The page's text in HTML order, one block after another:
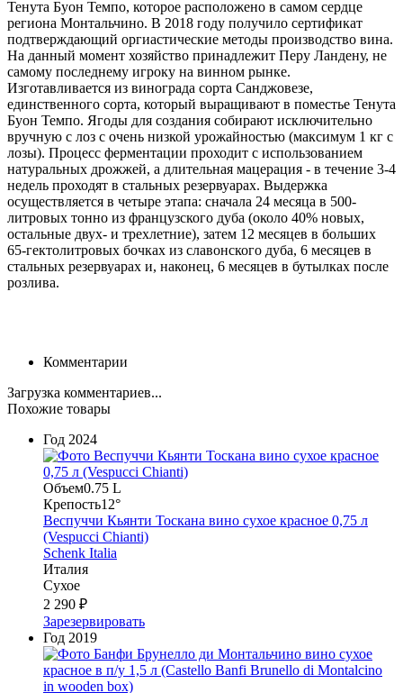
Тенута Буон Темпо, которое расположено в самом сердце
региона Монтальчино. В 2018 году получило сертификат
подтверждающий оргиастические методы производство вина.
На данный момент хозяйство принадлежит Перу Ландену, не
самому последнему игроку на винном рынке.
Изготавливается из винограда сорта Санджовезе,
единственного сорта, который выращивают в поместье Тенута
Буон Темпо. Ягоды для создания собирают исключительно
вручную с лоз с очень низкой урожайностью (максимум 1 кг с
лозы). Процесс ферментации проходит с использованием
натуральных дрожжей, а длительная мацерация - в течение 3-4
недель проходят в стальных резервуарах. Выдержка
осуществляется в четыре этапа: сначала 24 месяца в 500-
литровых тонно из французского дуба (около 40% новых,
остальные двух- и трехлетние), затем 12 месяцев в больших
65-гектолитровых бочках из славонского дуба, 6 месяцев в
стальных резервуарах и, наконец, 6 месяцев в бутылках после
розлива.
Комментарии
Загрузка комментариев...
Похожие товары
Год 2024
Объем0.75 L
Крепость12°
Веспуччи Кьянти Тоскана вино сухое красное 0,75 л
(Vespucci Chianti)
Schenk Italia
Италия
Сухое
2 290 ₽
Зарезервировать
Год 2019